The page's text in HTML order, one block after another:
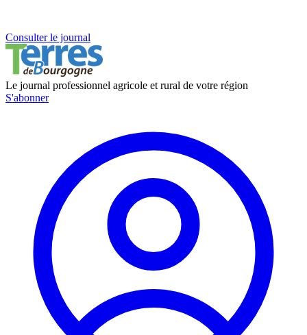
Consulter le journal
Le journal professionnel agricole et rural de votre région
S'abonner